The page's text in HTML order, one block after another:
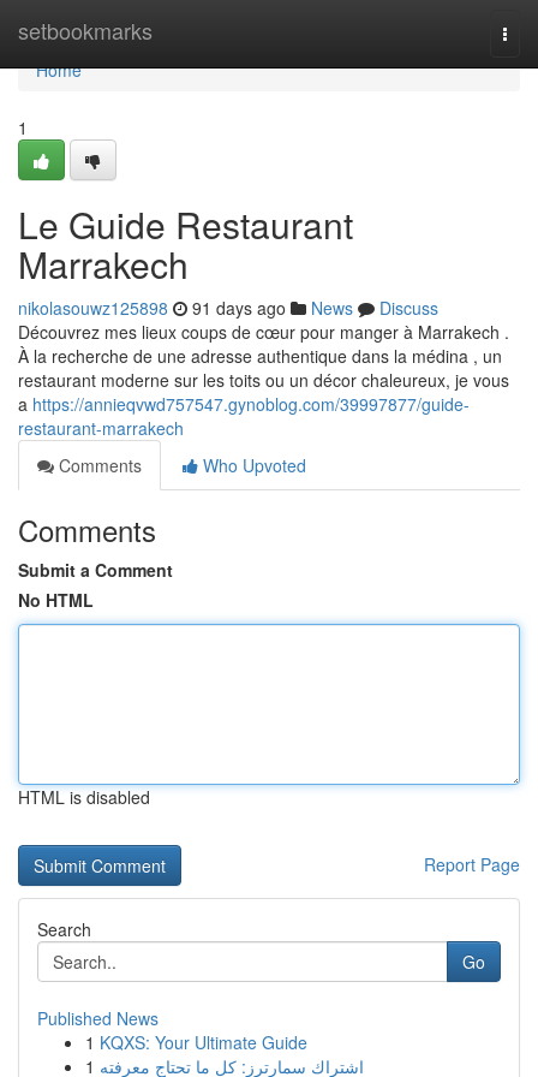
setbookmarks
Home
Home
1
Le Guide Restaurant
Marrakech
nikolasouwz125898 91 days ago News
Discuss
Découvrez mes lieux coups de cœur pour manger à Marrakech .
À la recherche de une adresse authentique dans la médina , un
restaurant moderne sur les toits ou un décor chaleureux, je vous
a https://annieqvwd757547.gynoblog.com/39997877/guide-
restaurant-marrakech
Comments
Who Upvoted
Comments
Submit a Comment
No HTML
HTML is disabled
Report Page
Search
Go
Published News
1 KQXS: Your Ultimate Guide
1 اشتراك سمارترز: كل ما تحتاج معرفته